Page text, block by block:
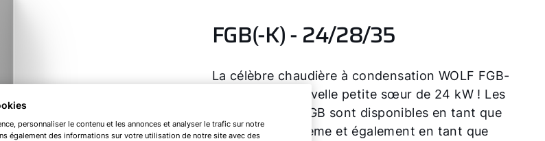
FGB(-K) - 24/28/35
La célèbre chaudière à condensation WOLF FGB-
28/35 a une nouvelle petite sœur de 24 kW ! Les
trois tailles de FGB sont disponibles en tant que
chaudières système et également en tant que
personnaliser le contenu et les annonces et analyser le trafic sur notre
également des informations sur votre utilisation de notre site avec des